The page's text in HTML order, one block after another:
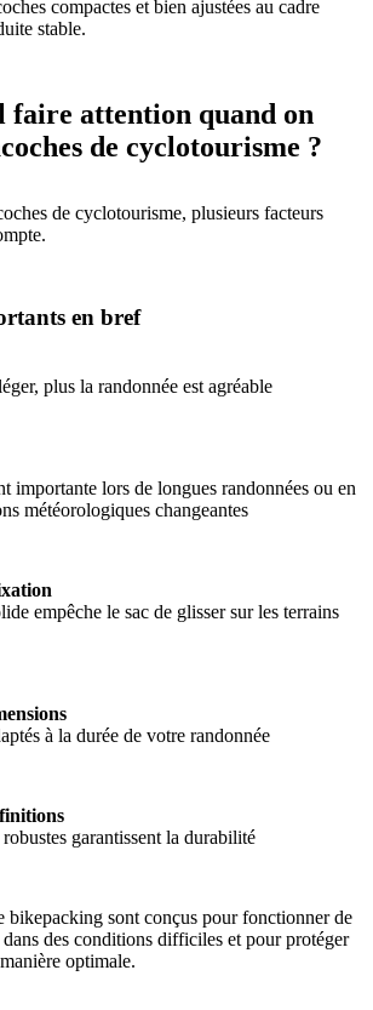
compactes et bien ajustées au cadre
stable.
faire attention quand on
de cyclotourisme ?
de cyclotourisme, plusieurs facteurs
en bref
plus la randonnée est agréable
importante lors de longues randonnées ou en
météorologiques changeantes
empêche le sac de glisser sur les terrains
à la durée de votre randonnée
garantissent la durabilité
bikepacking sont conçus pour fonctionner de
des conditions difficiles et pour protéger
optimale.